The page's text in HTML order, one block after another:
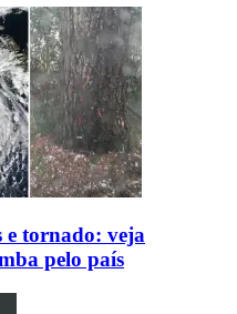
e tornado: veja
pelo país